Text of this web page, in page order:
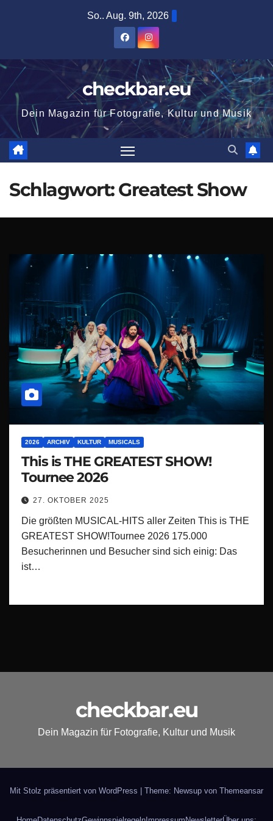
So.. Aug. 9th, 2026
checkbar.eu
Dein Magazin für Fotografie, Kultur und Musik
Schlagwort:Greatest Show
2026 ARCHIV KULTUR MUSICALS
This is THE GREATEST SHOW!
Tournee 2026
27. OKTOBER 2025
Die größten MUSICAL-HITS aller Zeiten This is THE
GREATEST SHOW!Tournee 2026 175.000
Besucherinnen und Besucher sind sich einig: Das
ist…
checkbar.eu
Dein Magazin für Fotografie, Kultur und Musik
Mit Stolz präsentiert von WordPress Theme: Newsup von Themeansar